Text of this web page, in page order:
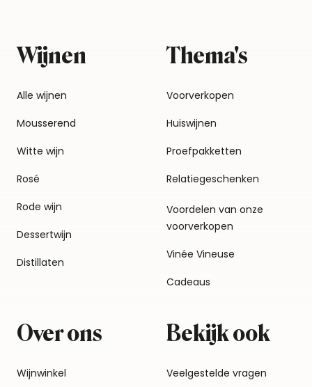
Wijnen
Alle wijnen
Mousserend
Witte wijn
Rosé
Rode wijn
Dessertwijn
Distillaten
Thema's
Voorverkopen
Huiswijnen
Proefpakketten
Relatiegeschenken
Voordelen van onze
voorverkopen
Vinée Vineuse
Cadeaus
Over ons
Wijnwinkel
Bekijk ook
Veelgestelde vragen